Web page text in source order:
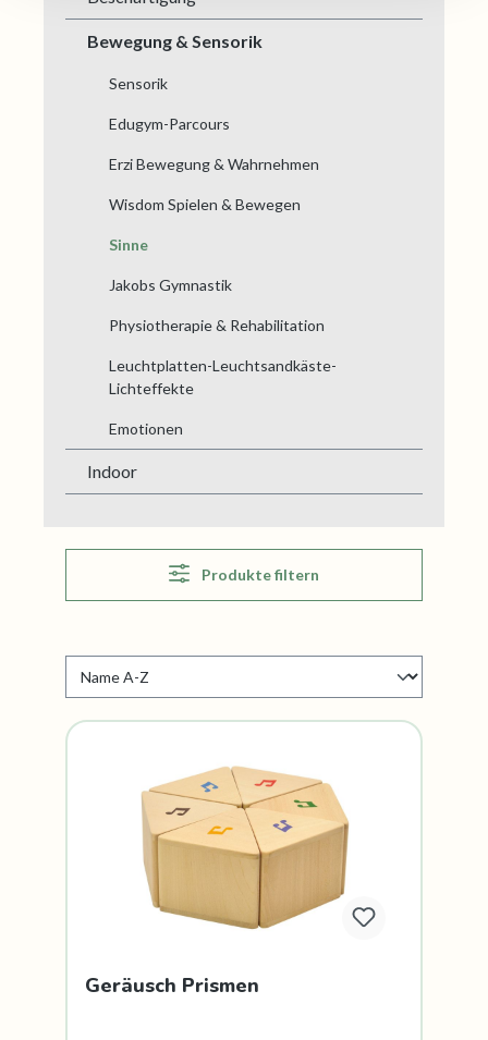
Bewegung & Sensorik
Sensorik
Edugym-Parcours
Erzi Bewegung & Wahrnehmen
Wisdom Spielen & Bewegen
Sinne
Jakobs Gymnastik
Physiotherapie & Rehabilitation
Leuchtplatten-Leuchtsandkäste-
Lichteffekte
Emotionen
Indoor
Produkte filtern
Geräusch Prismen